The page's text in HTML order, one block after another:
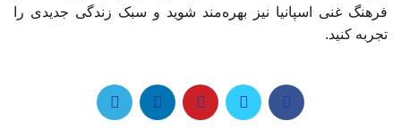
فرهنگ غنی اسپانیا نیز بهره‌مند شوید و سبک زندگی جدیدی را
تجربه کنید.